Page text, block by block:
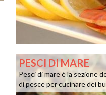
PESCI DI MARE
Pesci di mare è la sezione
di pesce per cucinare dei